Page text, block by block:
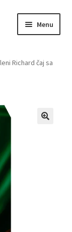
Menu
Richard čaj sa